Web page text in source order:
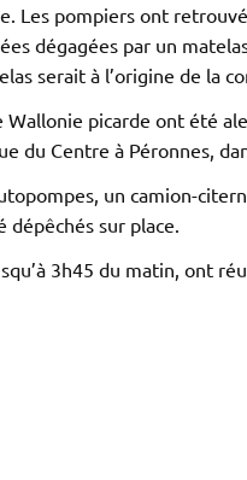
Les pompiers ont
dégagées par un
serait à l’origine de la
picarde ont été
du Centre à Péronnes,
un camion-
sur place.
3h45 du matin, ont